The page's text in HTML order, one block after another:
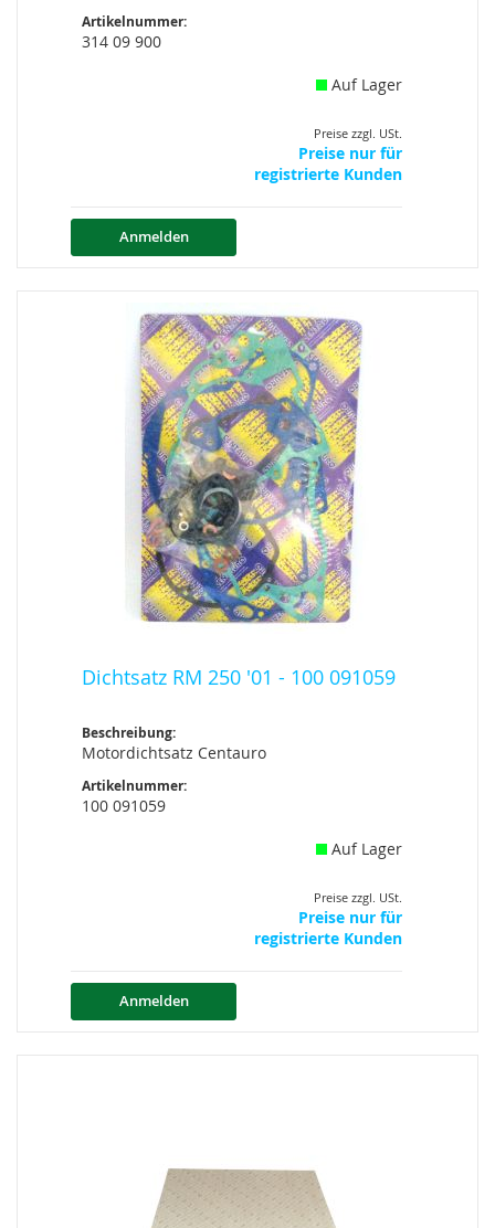
Artikelnummer:
314 09 900
Auf Lager
Preise zzgl. USt.
Preise nur für
registrierte Kunden
Anmelden
Dichtsatz RM 250 '01 - 100 091059
Beschreibung:
Motordichtsatz Centauro
Artikelnummer:
100 091059
Auf Lager
Preise zzgl. USt.
Preise nur für
registrierte Kunden
Anmelden